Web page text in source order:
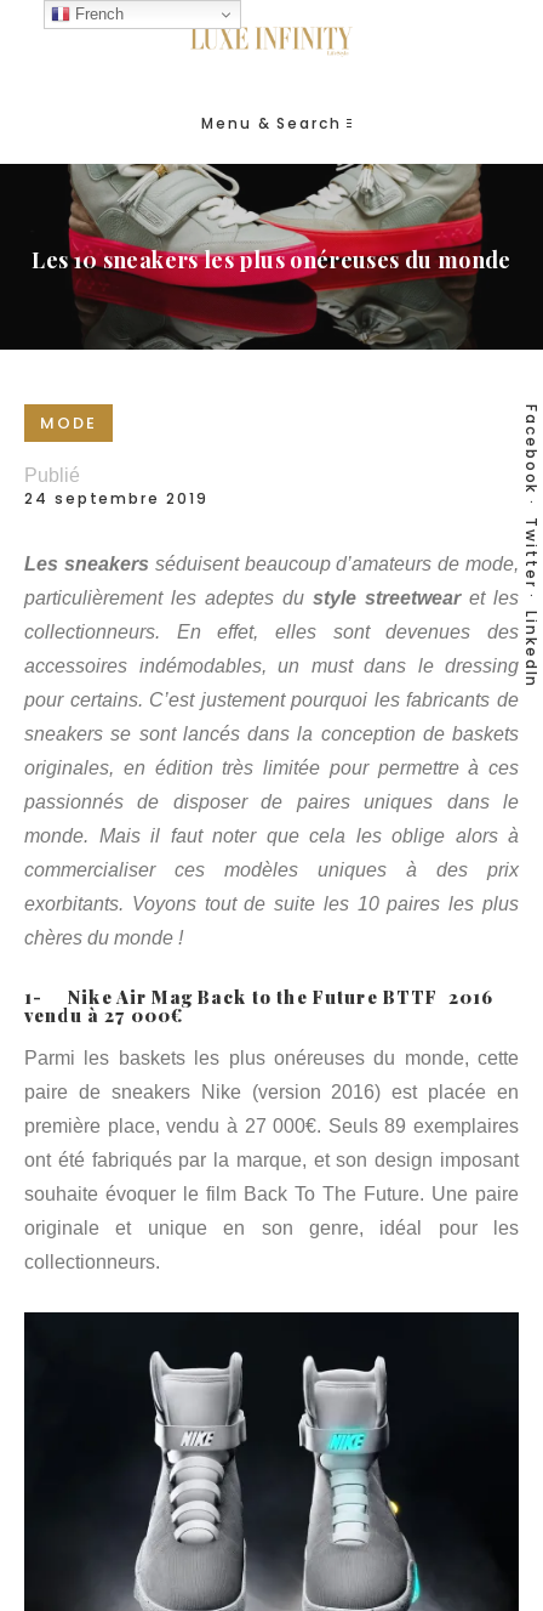
Menu & Search
Les 10 sneakers les plus onéreuses du monde
Facebook
Twitter
LinkedIn
MODE
Publié
24 septembre 2019
Les sneakers séduisent beaucoup d’amateurs de mode,
particulièrement les adeptes du style streetwearet les
collectionneurs. En effet, elles sont devenues des
accessoires indémodables, un must dans le dressing
pour certains. C’est justement pourquoi les fabricants de
sneakers se sont lancés dans la conception de baskets
originales, en édition très limitée pour permettre à ces
passionnés de disposer de paires uniques dans le
monde. Mais il faut noter que cela les oblige alors à
commercialiser ces modèles uniques à des prix
exorbitants. Voyons tout de suite les 10 paires les plus
chères du monde !
1- Nike Air Mag Back to the Future BTTF 2016
vendu à 27 000€
Parmi les baskets les plus onéreuses du monde, cette
paire de sneakers Nike (version 2016) est placée en
première place, vendu à 27 000€. Seuls 89 exemplaires
ont été fabriqués par la marque, et son design imposant
souhaite évoquer le film Back To The Future. Une paire
originale et unique en son genre, idéal pour les
collectionneurs.
French